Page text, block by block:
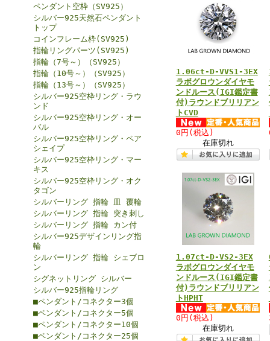
ペンダント空枠（SV925）
シルバー925天然石ペンダント
トップ
コインフレーム枠(SV925)
指輪リングパーツ(SV925)
指輪（7号～）（SV925）
指輪（10号～）（SV925）
指輪（13号～）（SV925）
シルバー925空枠リング・ラウ
ンド
シルバー925空枠リング・オー
バル
シルバー925空枠リング・ペア
シェイプ
シルバー925空枠リング・マー
キス
シルバー925空枠リング・オク
タゴン
シルバーリング 指輪 皿 覆輪
シルバーリング 指輪 突き刺し
シルバーリング 指輪 カン付
シルバー925デザインリング指
輪
シルバーリング 指輪 シェブロ
ン
シグネットリング シルバー
シルバー925指輪リング
■ペンダント/コネクター3個
■ペンダント/コネクター5個
■ペンダント/コネクター10個
■ペンダント/コネクター25個
1.06ct-D-VVS1-3EX
ラボグロウンダイヤモ
ンドルース(IGI鑑定書
付)ラウンドブリリアン
トCVD
0円 (税込)
在庫切れ
1.07ct-D-VS2-3EX
ラボグロウンダイヤモ
ンドルース(IGI鑑定書
付)ラウンドブリリアン
トHPHT
0円 (税込)
在庫切れ